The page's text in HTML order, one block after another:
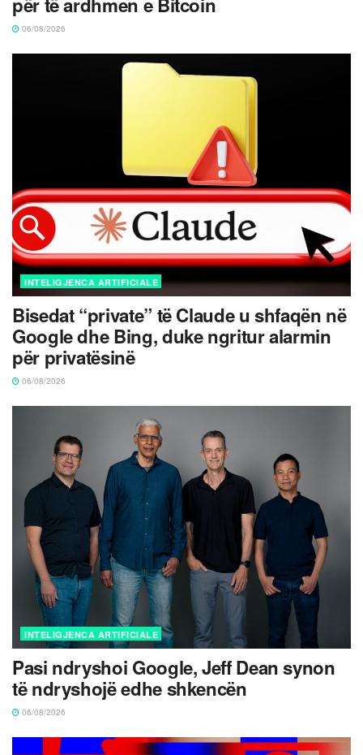
06/08/2026
INTELIGJENCA ARTIFICIALE
Bisedat “private” të Claude u shfaqën në
Google dhe Bing, duke ngritur alarmin
për privatësinë
06/08/2026
INTELIGJENCA ARTIFICIALE
Pasi ndryshoi Google, Jeff Dean synon
të ndryshojë edhe shkencën
06/08/2026